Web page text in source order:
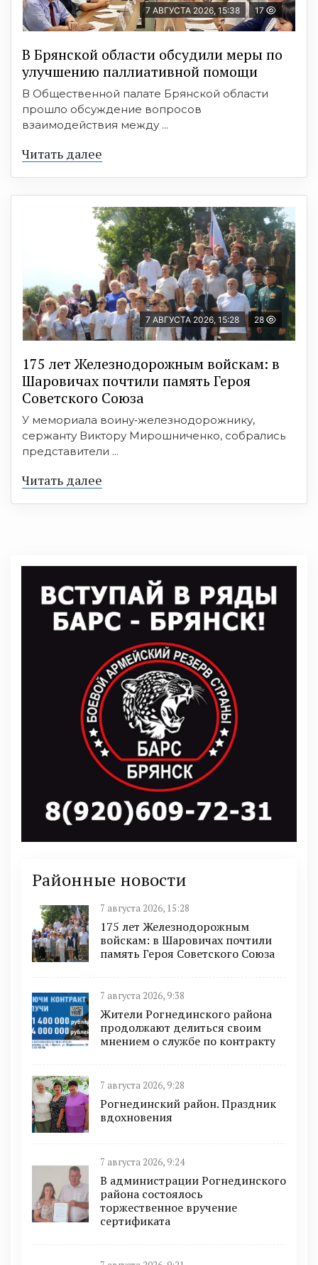
7 АВГУСТА 2026, 15:38 17
В Брянской области обсудили меры по
улучшению паллиативной помощи
В Общественной палате Брянской области
прошло обсуждение вопросов
взаимодействия между ...
Читать далее
7 АВГУСТА 2026, 15:28 28
175 лет Железнодорожным войскам: в
Шаровичах почтили память Героя
Советского Союза
У мемориала воину‑железнодорожнику,
сержанту Виктору Мирошниченко, собрались
представители ...
Читать далее
Районные новости
7 августа 2026, 15:28
175 лет Железнодорожным
войскам: в Шаровичах почтили
память Героя Советского Союза
7 августа 2026, 9:38
Жители Рогнединского района
продолжают делиться своим
мнением о службе по контракту
7 августа 2026, 9:28
Рогнединский район. Праздник
вдохновения
7 августа 2026, 9:24
В администрации Рогнединского
района состоялось
торжественное вручение
сертификата